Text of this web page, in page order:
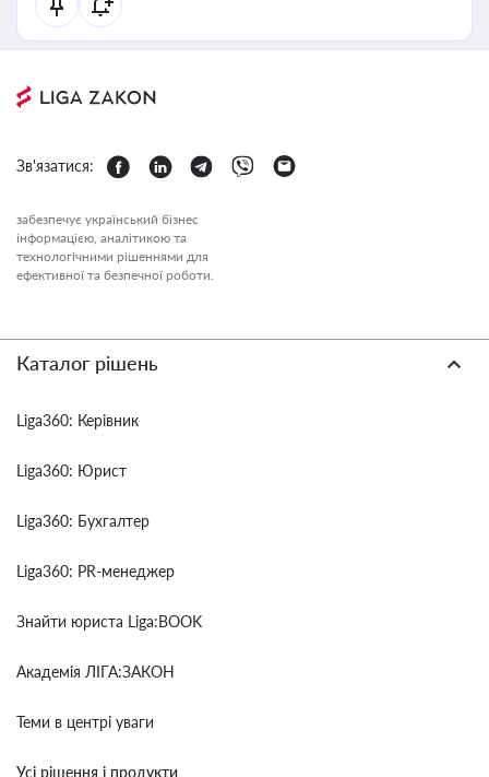
Зв'язатися:
забезпечує український бізнес
інформацією, аналітикою та
технологічними рішеннями для
ефективної та безпечної роботи.
Каталог рішень
Liga360: Керівник
Liga360: Юрист
Liga360: Бухгалтер
Liga360: PR-менеджер
Знайти юриста Liga:BOOK
Академія ЛІГА:ЗАКОН
Теми в центрі уваги
Усі рішення і продукти